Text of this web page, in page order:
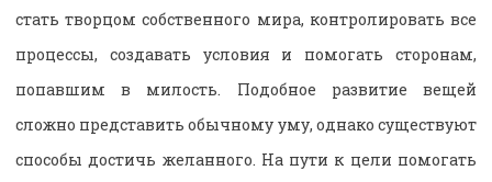
стать творцом собственного мира, контролировать все
процессы, создавать условия и помогать сторонам,
попавшим в милость. Подобное развитие вещей
сложно представить обычному уму, однако существуют
способы достичь желанного. На пути к цели помогать